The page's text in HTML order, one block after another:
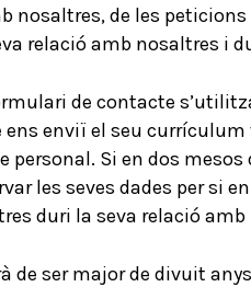
nosaltres, de les
relació amb nosaltres i
de contacte
ens enviï el seu
personal. Si en dos
les seves dades per si
duri la seva relació
de ser major de divuit